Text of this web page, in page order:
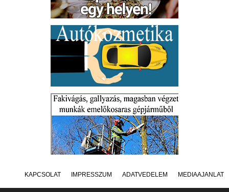
KAPCSOLAT IMPRESSZUM ADATVÉDELEM MÉDIAAJÁNLAT